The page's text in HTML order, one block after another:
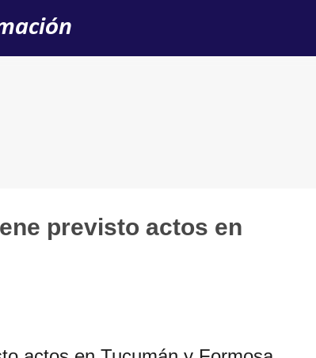
Ir al contenido principal
previsto actos en